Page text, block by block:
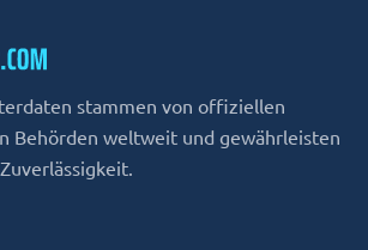
stammen von offiziellen
Behörden weltweit und gewährleisten